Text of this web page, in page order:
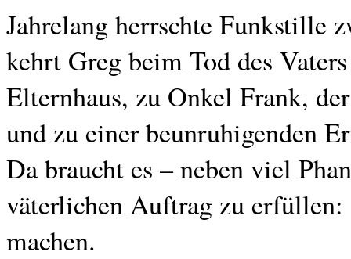
Jahrelang herrschte Funkstille
kehrt Greg beim Tod des
Elternhaus, zu Onkel Frank,
und zu einer beunruhigenden
Da braucht es – neben viel
väterlichen Auftrag zu
machen.